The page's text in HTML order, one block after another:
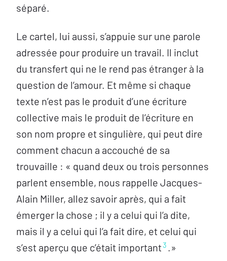
séparé.
Le cartel, lui aussi, s’appuie sur une parole
adressée pour produire un travail. Il inclut
du transfert qui ne le rend pas étranger à la
question de l’amour. Et même si chaque
texte n’est pas le produit d’une écriture
collective mais le produit de l’écriture en
son nom propre et singulière, qui peut dire
comment chacun a accouché de sa
trouvaille : « quand deux ou trois personnes
parlent ensemble, nous rappelle Jacques-
Alain Miller, allez savoir après, qui a fait
émerger la chose ; il y a celui qui l’a dite,
mais il y a celui qui l’a fait dire, et celui qui
s’est aperçu que c’était important3 .»